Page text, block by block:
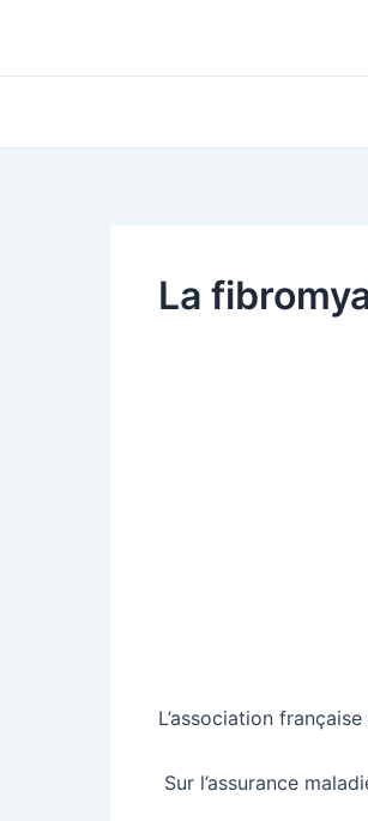
La
L’association
Sur l’assurance